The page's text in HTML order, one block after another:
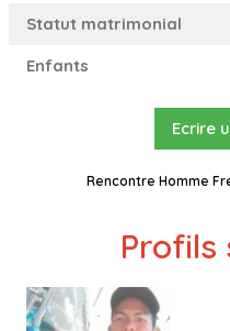
Statut matrimonial
Enfants
Ecrire
Rencontre Homme
Profils